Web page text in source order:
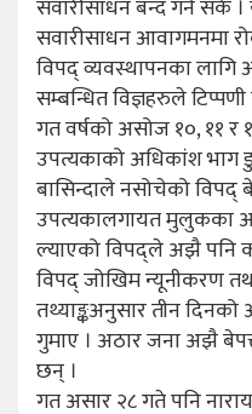
सवारीसाधन बन्द गर्न सके
सवारीसाधन आवागमनमा
विपद् व्यवस्थापनका
सम्बन्धित विज्ञहरुले
गत वर्षको असोज १०, ११ र
उपत्यकाको अधिकांश भाग
बासिन्दाले नसोचेको विपद्
उपत्यकालगायत मुलुकका
ल्याएको विपद्ले अझै पनि
विपद् जोखिम न्यूनीकरण
तथ्याङ्कअनुसार तीन
गुमाए । अठार जना अझै
छन् ।
गत असार २८ गते पनि